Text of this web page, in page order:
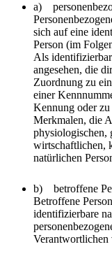
a)
sich auf eine
Person (im
Als
angesehen, die
Zuordnung zu
einer
Kennung oder zu
Merkmalen, die
physiologischen,
wirtschaftlichen,
natürlichen
b) betroffene
Betroffene
identifizierbare
Verantwortlichen